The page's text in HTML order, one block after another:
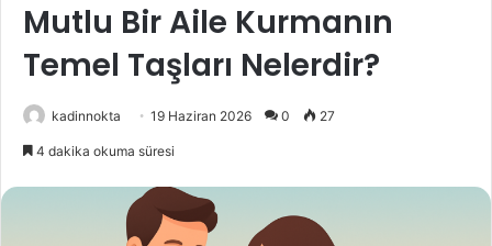
Mutlu Bir Aile Kurmanın
Temel Taşları Nelerdir?
kadinnokta 19 Haziran 2026 0 27
4 dakika okuma süresi